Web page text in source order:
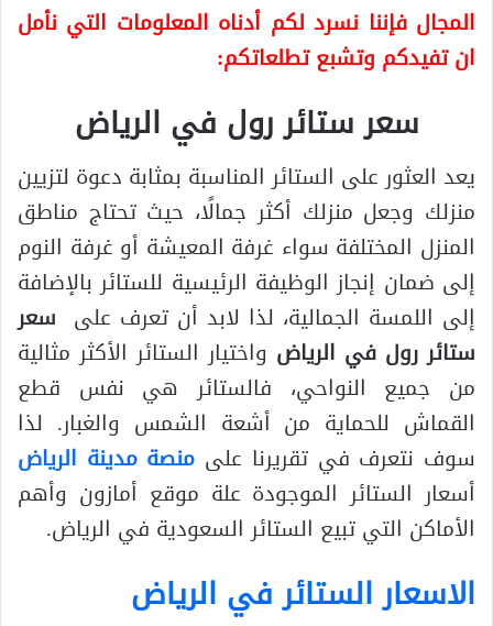
المجال فإننا نسرد لكم أدناه المعلومات التي نأمل
ان تفيدكم وتشبع تطلعاتكم:
سعر ستائر رول في الرياض
يعد العثور على الستائر المناسبة بمثابة دعوة لتزيين
منزلك وجعل منزلك أكثر جمالًا، حيث تحتاج مناطق
المنزل المختلفة سواء غرفة المعيشة أو غرفة النوم
إلى ضمان إنجاز الوظيفة الرئيسية للستائر بالإضافة
إلى اللمسة الجمالية، لذا لابد أن تعرف على سعر
ستائر رول في الرياض واختيار الستائر الأكثر مثالية
من جميع النواحي، فالستائر هي نفس قطع
القماش للحماية من أشعة الشمس والغبار. لذا
سوف نتعرف في تقريرنا على منصة مدينة الرياض
أسعار الستائر الموجودة علة موقع أمازون وأهم
الأماكن التي تبيع الستائر السعودية في الرياض.
الاسعار الستائر في الرياض